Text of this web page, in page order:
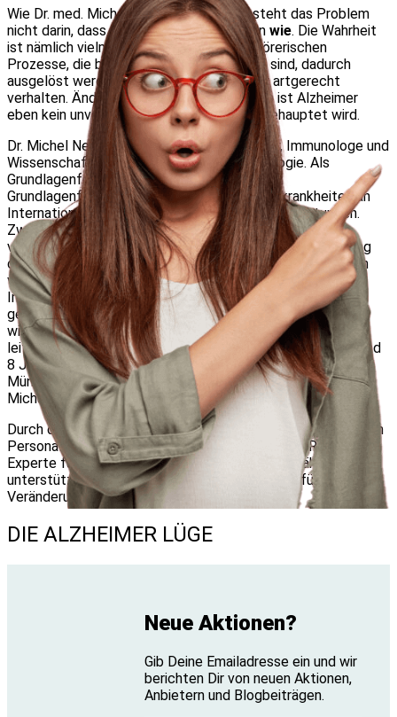
Wie Dr. med. Michael Nehls aufzeigt, besteht das Problem
nicht darin, dass wir älter werden, sondern wie. Die Wahrheit
ist nämlich vielmehr, dass die selbstzerstörerischen
Prozesse, die bei Alzheimer festzustellen sind, dadurch
ausgelöst werden, dass wir uns nicht mehr artgerecht
verhalten. Ändern wir unser Verhalten, dann ist Alzheimer
eben kein unvermeidbares Schicksal, wie behauptet wird.
Dr. Michel Neals ist Arzt Molekulargenetiker, Immunologe und
Wissenschaftler, mit Schwerpunkt Immunologie. Als
Grundlagenforscher entschlüsselte er die
Grundlagenforschung der verschiedenen Erbkrankheiten an
Internationalen und Deutschen Forschungseinrichtungen.
Zwei seiner Forschungen veröffentlichte er mit
verschiedenem Nobelpreisträger. Eine weitere Entdeckung
des Schlüsselgens bei der Immunitätsentwicklung wurden
vom renomierten US Amerikanischen Fachverband für
Immunologie als Säule der immunologischen Forschung
geehrt. Dr. Michael Neals ist Privatdozent und
wissenschaftlicher Autor. Während drei Jahren war er
leitender Genomforscher einer US-amerikanischen Firma und
8 Jahre Forschungsleiter und Vorstand Vorsitzender eines
Münchner Biotech-Unternehmens. Unter anderem ist Dr.
Michael Neals 2 facher Finisher des Race Across Amerika.
Durch das Interview führtFilippo Larizza
, einer der führenden
Personal Health Coaches im deutschsprachigen Raum. Er ist
Experte für körperliche und mentale Leistungsfähigkeit und
unterstützt primär Unternehmer und Geschäftsführer in
Veränderungsprozessen.can
DIE ALZHEIMER LÜGE
Neue Aktionen?
Gib Deine Emailadresse ein und wir
berichten Dir von neuen Aktionen,
Anbietern und Blogbeiträgen.